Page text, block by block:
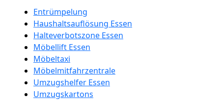
Entrümpelung
Haushaltsauflösung Essen
Halteverbotszone Essen
Möbellift Essen
Möbeltaxi
Möbelmitfahrzentrale
Umzugshelfer Essen
Umzugskartons